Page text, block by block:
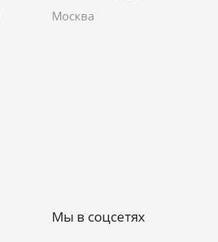
Москва
Мы в соцсетях